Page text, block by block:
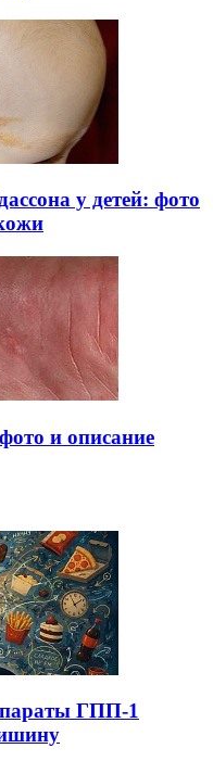
у детей: фото
и описание
ГПП-1